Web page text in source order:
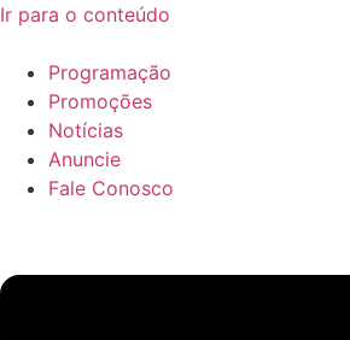
Ir para o conteúdo
Programação
Promoções
Notícias
Anuncie
Fale Conosco